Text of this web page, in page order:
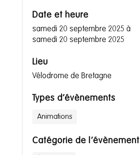
Date et heure
samedi 20 septembre 2025 à
samedi 20 septembre 2025
Lieu
Vélodrome de Bretagne
Types d’évènements
Animations
Catégorie de l’évènement